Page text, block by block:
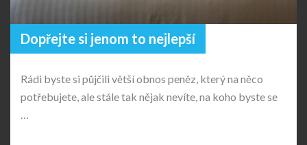
Dopřejte si jenom to nejlepší
Rádi byste si půjčili větší obnos peněz, který na něco
potřebujete, ale stále tak nějak nevíte, na koho byste se
…